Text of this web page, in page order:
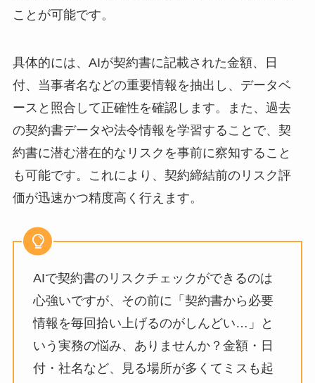
ことが可能です。
具体的には、AIが契約書に記載された金額、日
付、当事者名などの重要情報を抽出し、データベ
ースと照合して正確性を確認します。また、過去
の契約書データや法令情報を学習することで、契
約書に潜む潜在的なリスクを事前に察知すること
も可能です。これにより、契約締結前のリスク評
価が迅速かつ精度高く行えます。
AIで契約書のリスクチェックができるのは
心強いですが、その前に「契約書から必要
情報を毎回拾い上げるのがしんどい…」と
いう実務の悩み、ありませんか？金額・日
付・社名など、見る場所が多くてミスも起